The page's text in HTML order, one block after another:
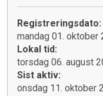
Registreringsdato:
mandag 01. oktober
Lokal tid:
torsdag 06. august
Sist aktiv:
onsdag 11. oktober